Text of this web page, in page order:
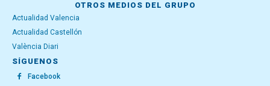
OTROS MEDIOS DEL GRUPO
Actualidad Valencia
Actualidad Castellón
València Diari
SÍGUENOS
Facebook